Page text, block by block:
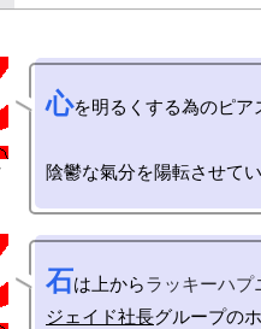
心を明るくする為のピア
石は上からラッキーハプ
ジェイド社長グループの